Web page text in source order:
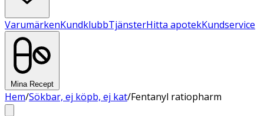
VarumärkenKundklubbTjänsterHitta apotekKundservice
Mina Recept
Hem/Sökbar, ej köpb, ej kat/Fentanyl ratiopharm